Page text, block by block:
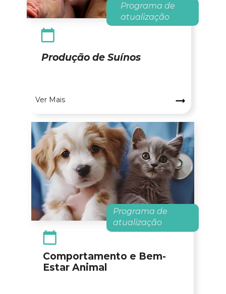
Programa de
atualização
Programa de
atualização
Produção de Suínos
Comportamento e Bem-
Estar Animal
Chamada para ação!
Ver Mais